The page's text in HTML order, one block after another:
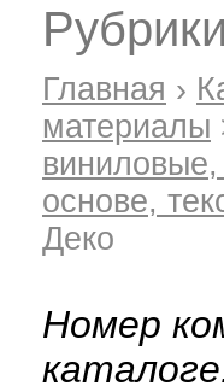
Главная ›
материалы
основе,
Деко
Номер